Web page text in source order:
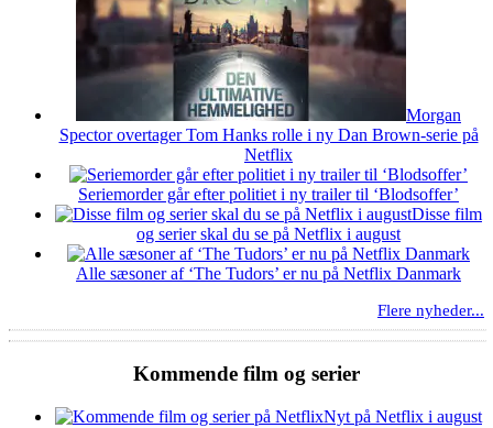
Morgan
Spector overtager Tom Hanks rolle i ny Dan Brown-serie på
Netflix
Seriemorder går efter politiet i ny trailer til ‘Blodsoffer’
Disse film
og serier skal du se på Netflix i august
Alle sæsoner af ‘The Tudors’ er nu på Netflix Danmark
Flere nyheder...
Kommende film og serier
Nyt på Netflix i august